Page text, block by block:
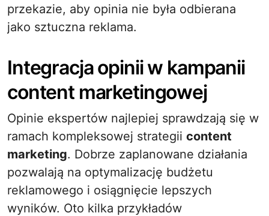
przekazie, aby opinia nie była odbierana
jako sztuczna reklama.
Integracja opinii w kampanii
content marketingowej
Opinie ekspertów najlepiej sprawdzają się w
ramach kompleksowej strategii content
marketing. Dobrze zaplanowane działania
pozwalają na optymalizację budżetu
reklamowego i osiągnięcie lepszych
wyników. Oto kilka przykładów